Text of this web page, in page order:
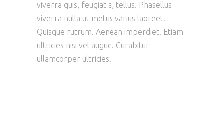
viverra quis, feugiat a, tellus. Phasellus
viverra nulla ut metus varius laoreet.
Quisque rutrum. Aenean imperdiet. Etiam
ultricies nisi vel augue. Curabitur
ullamcorper ultricies.